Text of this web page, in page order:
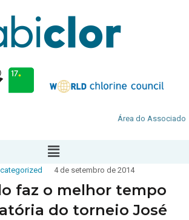
Área do Associado
4 de setembro de 2014
faz o melhor tempo
do torneio José